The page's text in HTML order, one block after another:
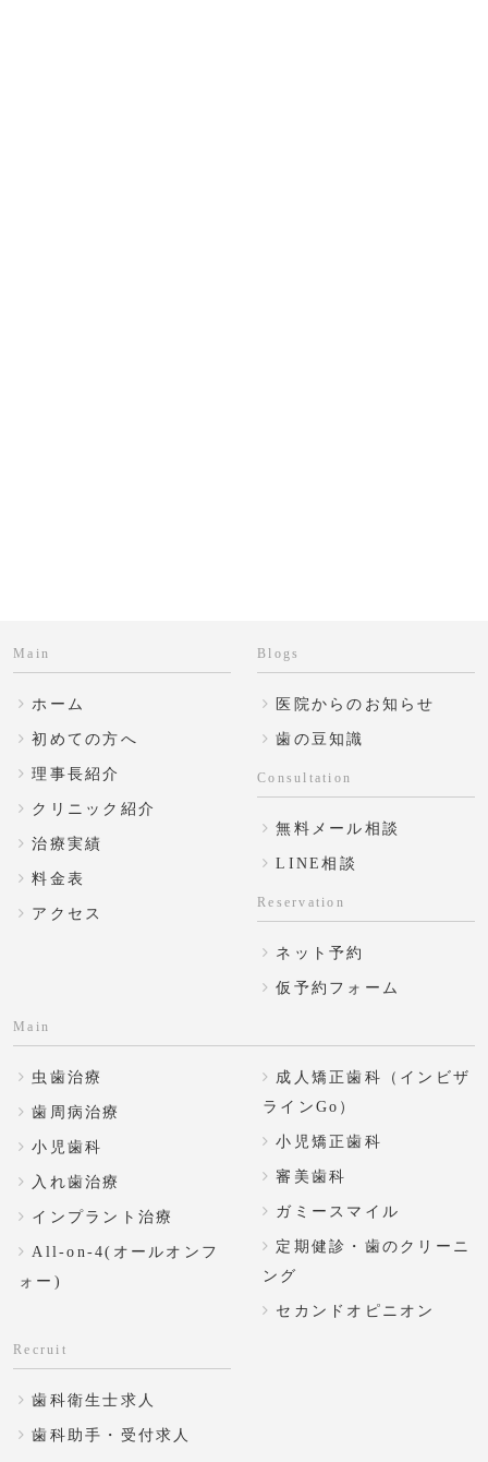
Main
ホーム
初めての方へ
理事長紹介
クリニック紹介
治療実績
料金表
アクセス
Blogs
医院からのお知らせ
歯の豆知識
Consultation
無料メール相談
LINE相談
Reservation
ネット予約
仮予約フォーム
Main
虫歯治療
歯周病治療
小児歯科
入れ歯治療
インプラント治療
All-on-4(オールオンフ
ォー)
成人矯正歯科（インビザ
ラインGo）
小児矯正歯科
審美歯科
ガミースマイル
定期健診・歯のクリーニ
ング
セカンドオピニオン
Recruit
歯科衛生士求人
歯科助手・受付求人